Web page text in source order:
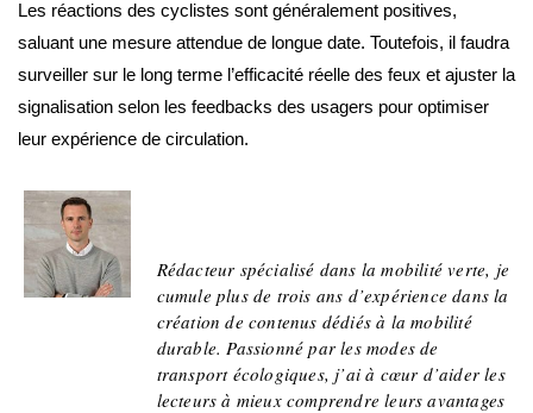
Les réactions des cyclistes sont généralement positives,
saluant une mesure attendue de longue date. Toutefois, il faudra
surveiller sur le long terme l’efficacité réelle des feux et ajuster la
signalisation selon les feedbacks des usagers pour optimiser
leur expérience de circulation.
Rédacteur spécialisé dans la mobilité verte, je
cumule plus de trois ans d’expérience dans la
création de contenus dédiés à la mobilité
durable. Passionné par les modes de
transport écologiques, j’ai à cœur d’aider les
lecteurs à mieux comprendre leurs avantages